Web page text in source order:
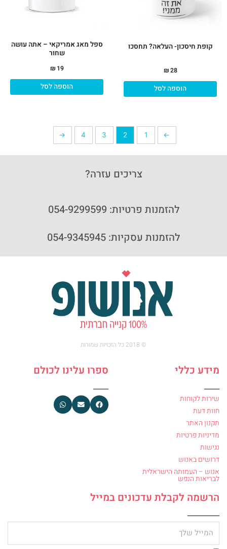
קופת חיסכון- העלאה? תחסכו
₪28
הוספה לסל
ספל מאג אמריקאי – אתה עושה
שחור
₪ 19
הוספה לסל
→
1
2
3
4
←
צריכים עזרה?
להזמנות פרטיות: 054-9299599
להזמנות עסקיות: 054-9345945
© 2018 כל הזכויות שמורות
מידע כללי
שירות לקוחות
חוות דעת
תקנון האתר
מדיניות פרטיות
נגישות
דרושים באנוש
אנוש – העמותה הישראלית
לבריאות הנפש
ספרו עלינו לכולם
הרשמה לקבלת עדכונים במייל